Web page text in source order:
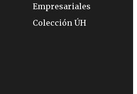
Empresariales
Colección ÚH